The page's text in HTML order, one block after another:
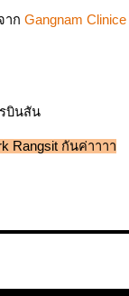
าก Gangnam Clinice
บินสัน
Rangsit กันค่าาาา